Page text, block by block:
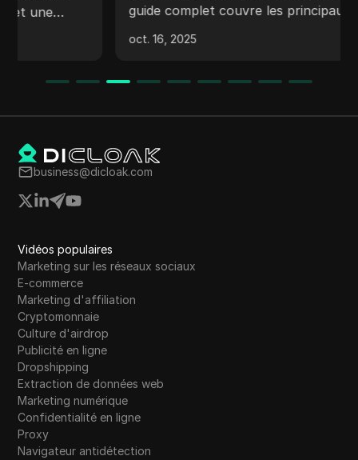
guide complet couvre les principaux sites Web,
sûrs et fiables. Trouvez des plateformes de
business@dicloak.com
Vidéos populaires
Marketing sur les réseaux sociaux
E-commerce
Marketing d'affiliation
Cryptomonnaie
Culture d'airdrop
Publicité en ligne
Dropshipping
Extraction de données web
Marketing numérique
Confidentialité en ligne
Proxy
Navigateur antidétection